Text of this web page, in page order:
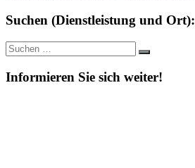
Suchen (Dienstleistung und Ort):
Suche
nach:
Suchen
Informieren Sie sich weiter!